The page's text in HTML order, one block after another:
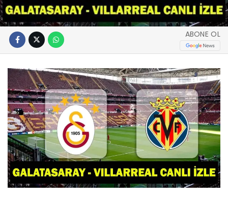
ABONE OL